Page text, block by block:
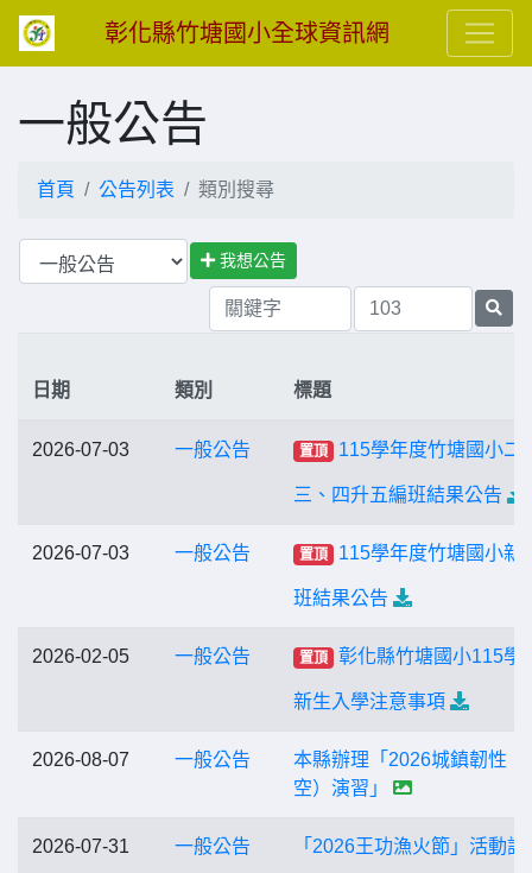
彰化縣竹塘國小全球資訊網
一般公告
首頁 公告列表 類別搜尋
我想公告
日期 類別 標題
2026-07-03 一般公告 置頂 115學年度竹塘國小二
三、四升五編班結果公告
2026-07-03 一般公告 置頂 115學年度竹塘國小新
班結果公告
2026-02-05 一般公告 置頂 彰化縣竹塘國小115學
新生入學注意事項
2026-08-07 一般公告
本縣辦理「2026城鎮韌性（
空）演習」
2026-07-31 一般公告 「2026王功漁火節」活動訊